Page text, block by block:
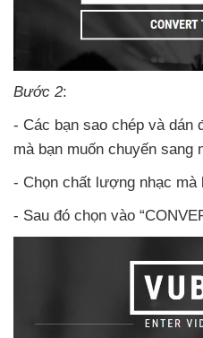
Bước 2:
- Các bạn sao chép và dán
mà bạn muốn chuyến sang
- Chọn chất lượng nhạc mà
- Sau đó chọn vào